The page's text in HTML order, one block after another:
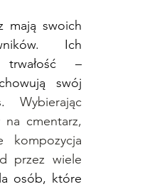
mają swoich
Ich
–
swój
Wybierając
na cmentarz,
kompozycja
przez wiele
osób, które